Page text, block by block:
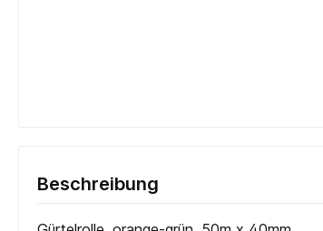
Beschreibung